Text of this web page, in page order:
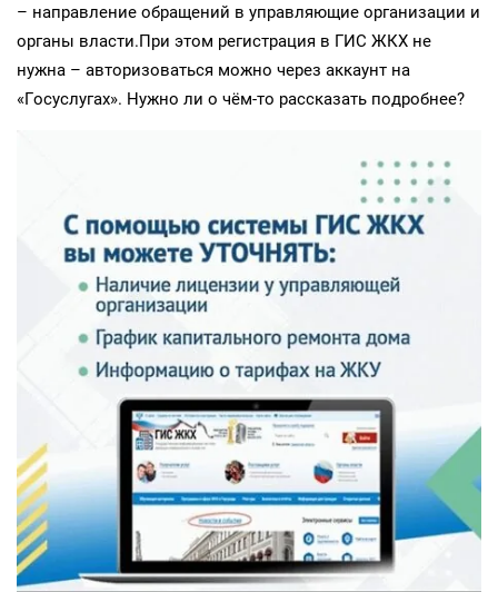
– направление обращений в управляющие организации и
органы власти.При этом регистрация в ГИС ЖКХ не
нужна – авторизоваться можно через аккаунт на
«Госуслугах». Нужно ли о чём-то рассказать подробнее?